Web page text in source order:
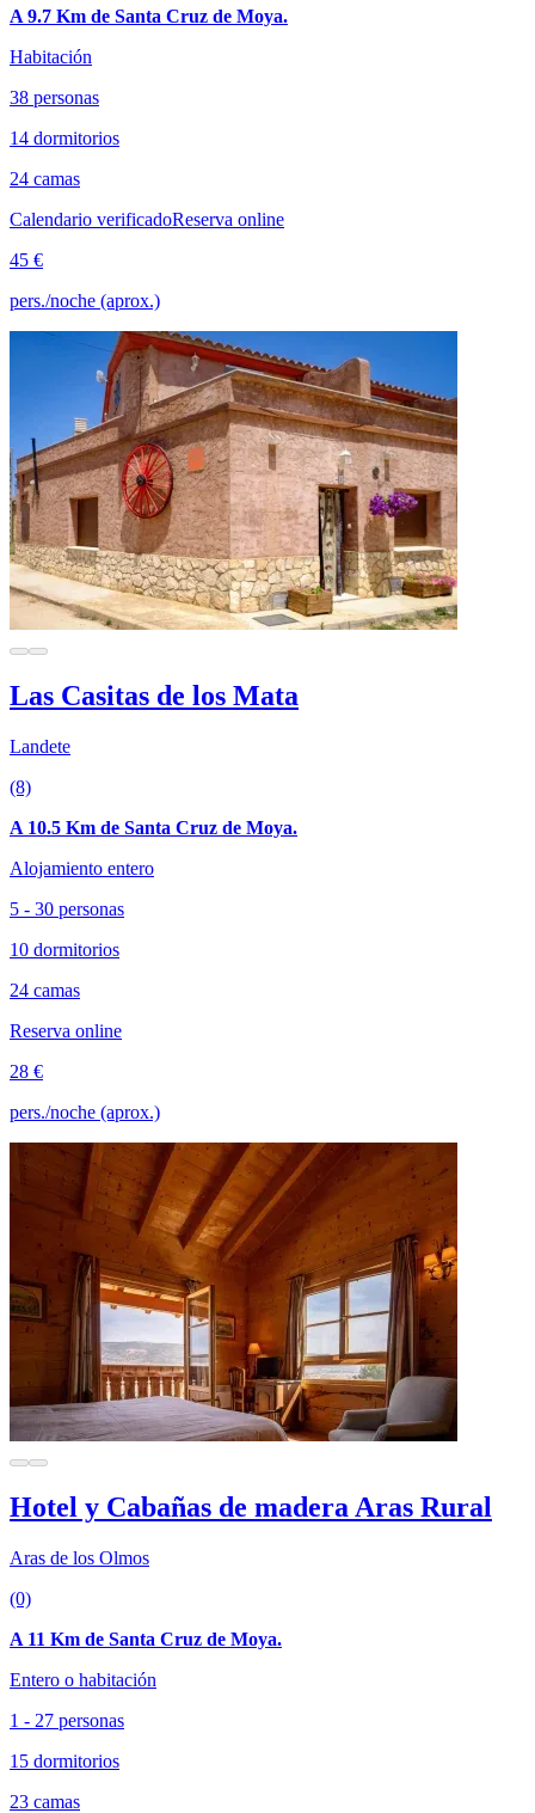
A 9.7 Km de Santa Cruz de Moya.
Habitación
38 personas
14 dormitorios
24 camas
Calendario verificadoReserva online
45 €
pers./noche (aprox.)
Las Casitas de los Mata
Landete
(8)
A 10.5 Km de Santa Cruz de Moya.
Alojamiento entero
5 - 30 personas
10 dormitorios
24 camas
Reserva online
28 €
pers./noche (aprox.)
Hotel y Cabañas de madera Aras Rural
Aras de los Olmos
(0)
A 11 Km de Santa Cruz de Moya.
Entero o habitación
1 - 27 personas
15 dormitorios
23 camas